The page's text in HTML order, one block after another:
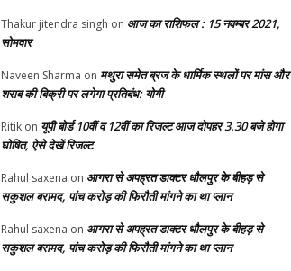
Thakur jitendra singh on आज का राशिफल : 15 नवम्बर 2021,
सोमवार
Naveen Sharma on मथुरा समेत ब्रज के धार्मिक स्थलों पर मांस और
शराब की बिक्री पर लगेगा प्रतिबंध: योगी
Ritik on यूपी बोर्ड 10वीं व 12वीं का रिजल्ट आज दोपहर 3.30 बजे होगा
घोषित, ऐसे देखें रिजल्ट
Rahul saxena on आगरा से अपह्रत डाक्टर धौलपुर के बीहड़ से
सकुशल बरामद, पांच करोड़ की फिरौती मांगने का था प्लान
Rahul saxena on आगरा से अपह्रत डाक्टर धौलपुर के बीहड़ से
सकुशल बरामद, पांच करोड़ की फिरौती मांगने का था प्लान